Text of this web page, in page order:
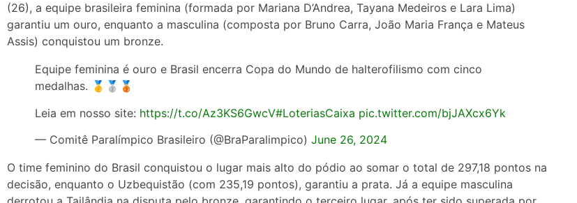
(26), a equipe brasileira feminina (formada por Mariana D’Andrea, Tayana Medeiros e Lara Lima)
garantiu um ouro, enquanto a masculina (composta por Bruno Carra, João Maria França e Mateus
Assis) conquistou um bronze.
Equipe feminina é ouro e Brasil encerra Copa do Mundo de halterofilismo com cinco
medalhas. 🥇🥈🥉
Leia em nosso site: https://t.co/Az3KS6GwcV#LoteriasCaixa pic.twitter.com/bjJAXcx6Yk
— Comitê Paralímpico Brasileiro (@BraParalimpico) June 26, 2024
O time feminino do Brasil conquistou o lugar mais alto do pódio ao somar o total de 297,18 pontos na
decisão, enquanto o Uzbequistão (com 235,19 pontos), garantiu a prata. Já a equipe masculina